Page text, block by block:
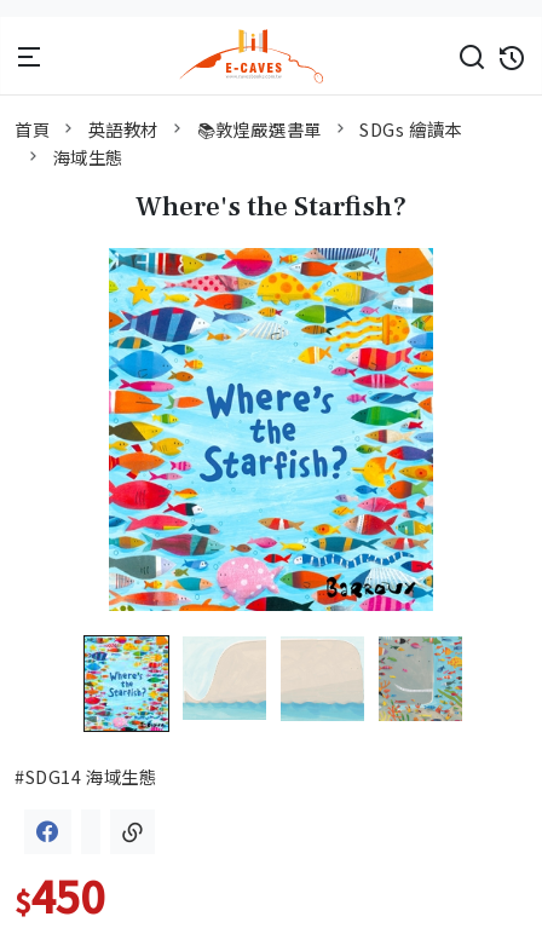
首頁 英語教材 📚敦煌嚴選書單
SDGs 繪讀本
海域生態
Where's the Starfish?
#SDG14 海域生態
$450